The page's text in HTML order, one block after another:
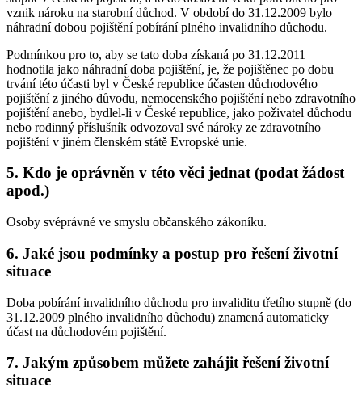
vznik nároku na starobní důchod. V období do 31.12.2009 bylo
náhradní dobou pojištění pobírání plného invalidního důchodu.
Podmínkou pro to, aby se tato doba získaná po 31.12.2011
hodnotila jako náhradní doba pojištění, je, že pojištěnec po dobu
trvání této účasti byl v České republice účasten důchodového
pojištění z jiného důvodu, nemocenského pojištění nebo zdravotního
pojištění anebo, bydlel-li v České republice, jako poživatel důchodu
nebo rodinný příslušník odvozoval své nároky ze zdravotního
pojištění v jiném členském státě Evropské unie.
5. Kdo je oprávněn v této věci jednat (podat žádost
apod.)
Osoby svéprávné ve smyslu občanského zákoníku.
6. Jaké jsou podmínky a postup pro řešení životní
situace
Doba pobírání invalidního důchodu pro invaliditu třetího stupně (do
31.12.2009 plného invalidního důchodu) znamená automaticky
účast na důchodovém pojištění.
7. Jakým způsobem můžete zahájit řešení životní
situace